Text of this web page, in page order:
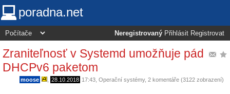
poradna.net
Neregistrovaný Přihlásit Registrovat
Zraniteľnosť v Systemd umožňuje pád
DHCPv6 paketom
moose 28.10.2018 17:43 Operační systémy, 2 komentáře (3122 zobrazení)